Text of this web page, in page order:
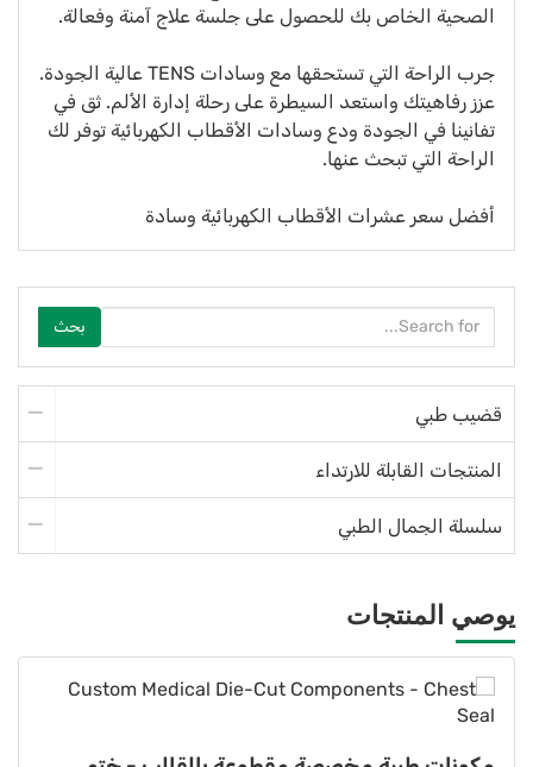
الصحية الخاص بك للحصول على جلسة علاج آمنة وفعالة.
جرب الراحة التي تستحقها مع وسادات TENS عالية الجودة.
عزز رفاهيتك واستعد السيطرة على رحلة إدارة الألم. ثق في
تفانينا في الجودة ودع وسادات الأقطاب الكهربائية توفر لك
الراحة التي تبحث عنها.
أفضل سعر عشرات الأقطاب الكهربائية وسادة
بحث
قضيب طبي
المنتجات القابلة للارتداء
سلسلة الجمال الطبي
يوصي المنتجات